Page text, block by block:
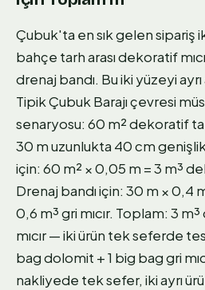
Çubuk'ta en sık gelen sipariş
bahçe tarh arası dekoratif
drenaj bandı. Bu iki yüzeyi ayrı
Tipik Çubuk Barajı çevresi
senaryosu: 60 m² dekoratif
30 m uzunlukta 40 cm
için: 60 m² × 0,05 m = 3 m³
Drenaj bandı için: 30 m × 0,4
0,6 m³ gri mıcır. Toplam: 3
mıcır — iki ürün tek seferde
bag dolomit + 1 big bag gri
nakliyede tek sefer, iki ayrı